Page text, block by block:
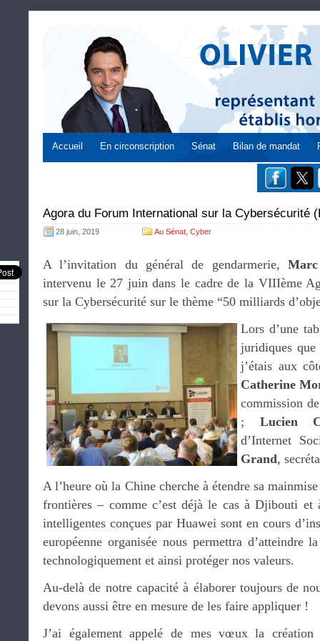
Accueil En circonscription Sénat Bilan de mandat
Agora du Forum International sur la Cybersécurité
28 juin, 2019 Au Sénat Cyber
A l’invitation du général de gendarmerie,
intervenu le 27 juin dans le cadre de la VIIIème
sur la Cybersécurité sur le thème “50 milliards
Lors d’une
juridiques que
j’étais aux
Catherine
commission
; Lucien
d’Internet
Grand,
A l’heure où la Chine cherche à étendre sa
frontières – comme c’est déjà le cas à Djibouti et
intelligentes conçues par Huawei sont en cours
européenne organisée nous permettra
technologiquement et ainsi protéger nos valeurs.
Au-delà de notre capacité à élaborer toujours de
devons aussi être en mesure de les faire appliquer !
J’ai également appelé de mes vœux la création